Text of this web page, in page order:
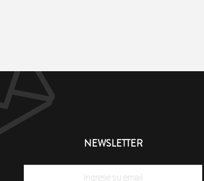
NEWSLETTER